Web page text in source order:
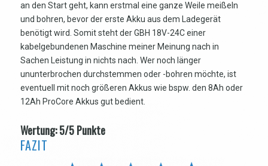
an den Start geht, kann erstmal eine ganze Weile meißeln
und bohren, bevor der erste Akku aus dem Ladegerät
benötigt wird. Somit steht der GBH 18V-24C einer
kabelgebundenen Maschine meiner Meinung nach in
Sachen Leistung in nichts nach. Wer noch länger
ununterbrochen durchstemmen oder -bohren möchte, ist
eventuell mit noch größeren Akkus wie bspw. den 8Ah oder
12Ah ProCore Akkus gut bedient.
Wertung: 5/5 Punkte
FAZIT